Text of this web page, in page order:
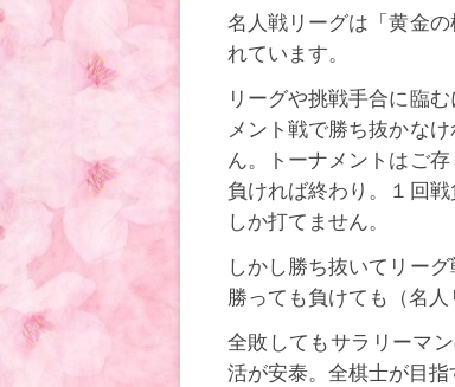
名人戦リーグは「黄金
れています。
リーグや挑戦手合に臨
メント戦で勝ち抜かな
ん。トーナメントはご存
負ければ終わり。１回
しか打てません。
しかし勝ち抜いてリーグ
勝っても負けても（名人
全敗してもサラリーマ
活が安泰。全棋士が目指